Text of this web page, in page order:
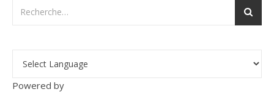
Powered by